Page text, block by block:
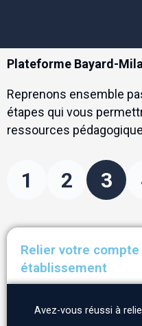
contenu
Plateforme Bayard-
Reprenons ensemble
étapes qui vous
ressources
1 2 3
Relier votre compte
établissement
Avez-vous réussi à